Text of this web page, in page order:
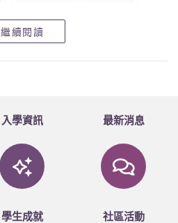
繼續閱讀
入學資訊 最新消息
學生成就 社區活動